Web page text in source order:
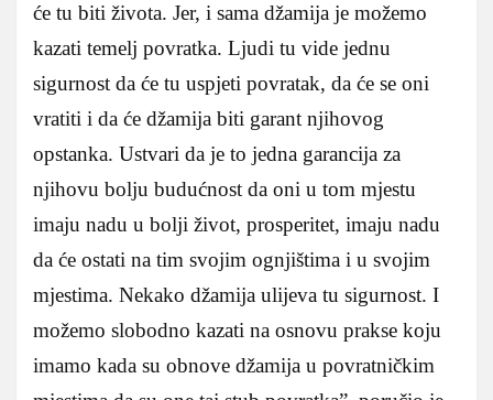
će tu biti života. Jer, i sama džamija je možemo
kazati temelj povratka. Ljudi tu vide jednu
sigurnost da će tu uspjeti povratak, da će se oni
vratiti i da će džamija biti garant njihovog
opstanka. Ustvari da je to jedna garancija za
njihovu bolju budućnost da oni u tom mjestu
imaju nadu u bolji život, prosperitet, imaju nadu
da će ostati na tim svojim ognjištima i u svojim
mjestima. Nekako džamija ulijeva tu sigurnost. I
možemo slobodno kazati na osnovu prakse koju
imamo kada su obnove džamija u povratničkim